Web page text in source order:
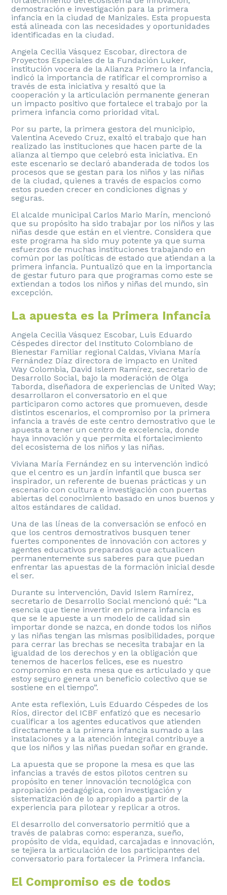
demostración e investigación para la primera
infancia en la ciudad de Manizales. Esta propuesta
está alineada con las necesidades y oportunidades
identificadas en la ciudad.
Angela Cecilia Vásquez Escobar, directora de
Proyectos Especiales de la Fundación Luker,
institución vocera de la Alianza Primero la Infancia,
indicó la importancia de ratificar el compromiso a
través de esta iniciativa y resaltó que la
cooperación y la articulación permanente generan
un impacto positivo que fortalece el trabajo por la
primera infancia como prioridad vital.
Por su parte, la primera gestora del municipio,
Valentina Acevedo Cruz, exaltó el trabajo que han
realizado las instituciones que hacen parte de la
alianza al tiempo que celebró esta iniciativa. En
este escenario se declaró abanderada de todos los
procesos que se gestan para los niños y las niñas
de la ciudad, quienes a través de espacios como
estos pueden crecer en condiciones dignas y
seguras.
El alcalde municipal Carlos Mario Marín, mencionó
que su propósito ha sido trabajar por los niños y las
niñas desde que están en el vientre. Considera que
este programa ha sido muy potente ya que suma
esfuerzos de muchas instituciones trabajando en
común por las políticas de estado que atiendan a la
primera infancia. Puntualizó que en la importancia
de gestar futuro para que programas como este se
extiendan a todos los niños y niñas del mundo, sin
excepción.
La apuesta es la Primera Infancia
Angela Cecilia Vásquez Escobar, Luis Eduardo
Céspedes director del Instituto Colombiano de
Bienestar Familiar regional Caldas, Viviana María
Fernández Díaz directora de impacto en United
Way Colombia, David Islem Ramírez, secretario de
Desarrollo Social, bajo la moderación de Olga
Taborda, diseñadora de experiencias de United Way;
desarrollaron el conversatorio en el que
participaron como actores que promueven, desde
distintos escenarios, el compromiso por la primera
infancia a través de este centro demostrativo que le
apuesta a tener un centro de excelencia, donde
haya innovación y que permita el fortalecimiento
del ecosistema de los niños y las niñas.
Viviana María Fernández en su intervención indicó
que el centro es un jardín infantil que busca ser
inspirador, un referente de buenas prácticas y un
escenario con cultura e investigación con puertas
abiertas del conocimiento basado en unos buenos y
altos estándares de calidad.
Una de las líneas de la conversación se enfocó en
que los centros demostrativos busquen tener
fuertes componentes de innovación con actores y
agentes educativos preparados que actualicen
permanentemente sus saberes para que puedan
enfrentar las apuestas de la formación inicial desde
el ser.
Durante su intervención, David Islem Ramírez,
secretario de Desarrollo Social mencionó qué: “La
esencia que tiene invertir en primera infancia es
que se le apueste a un modelo de calidad sin
importar donde se nazca, en donde todos los niños
y las niñas tengan las mismas posibilidades, porque
para cerrar las brechas se necesita trabajar en la
igualdad de los derechos y en la obligación que
tenemos de hacerlos felices, ese es nuestro
compromiso en esta mesa que es articulado y que
estoy seguro genera un beneficio colectivo que se
sostiene en el tiempo”.
Ante esta reflexión, Luis Eduardo Céspedes de los
Ríos, director del ICBF enfatizó que es necesario
cualificar a los agentes educativos que atienden
directamente a la primera infancia sumado a las
instalaciones y a la atención integral contribuye a
que los niños y las niñas puedan soñar en grande.
La apuesta que se propone la mesa es que las
infancias a través de estos pilotos centren su
propósito en tener innovación tecnológica con
apropiación pedagógica, con investigación y
sistematización de lo apropiado a partir de la
experiencia para pilotear y replicar a otros.
El desarrollo del conversatorio permitió que a
través de palabras como: esperanza, sueño,
propósito de vida, equidad, carcajadas e innovación,
se tejiera la articulación de los participantes del
conversatorio para fortalecer la Primera Infancia.
El Compromiso es de todos